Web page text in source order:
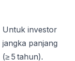
Untuk investor
jangka panjang
(≥ 5 tahun).